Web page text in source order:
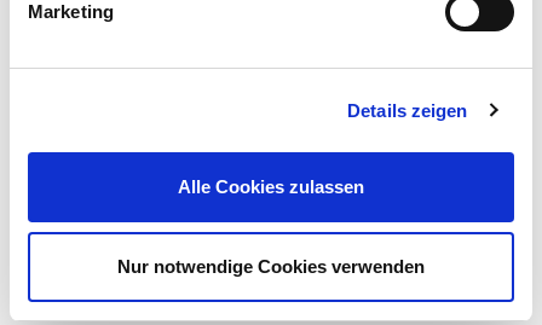
Marketing
Details zeigen
Alle Cookies zulassen
Nur notwendige Cookies verwenden
mehr